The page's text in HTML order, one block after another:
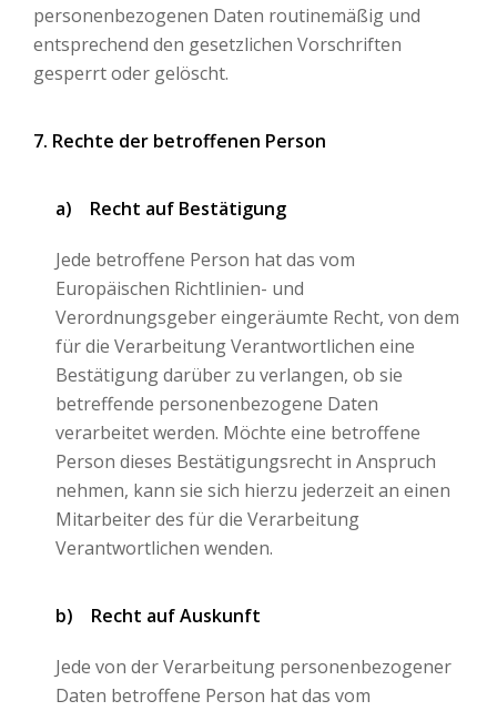
personenbezogenen Daten routinemäßig und
entsprechend den gesetzlichen Vorschriften
gesperrt oder gelöscht.
7. Rechte der betroffenen Person
a) Recht auf Bestätigung
Jede betroffene Person hat das vom
Europäischen Richtlinien- und
Verordnungsgeber eingeräumte Recht, von dem
für die Verarbeitung Verantwortlichen eine
Bestätigung darüber zu verlangen, ob sie
betreffende personenbezogene Daten
verarbeitet werden. Möchte eine betroffene
Person dieses Bestätigungsrecht in Anspruch
nehmen, kann sie sich hierzu jederzeit an einen
Mitarbeiter des für die Verarbeitung
Verantwortlichen wenden.
b) Recht auf Auskunft
Jede von der Verarbeitung personenbezogener
Daten betroffene Person hat das vom